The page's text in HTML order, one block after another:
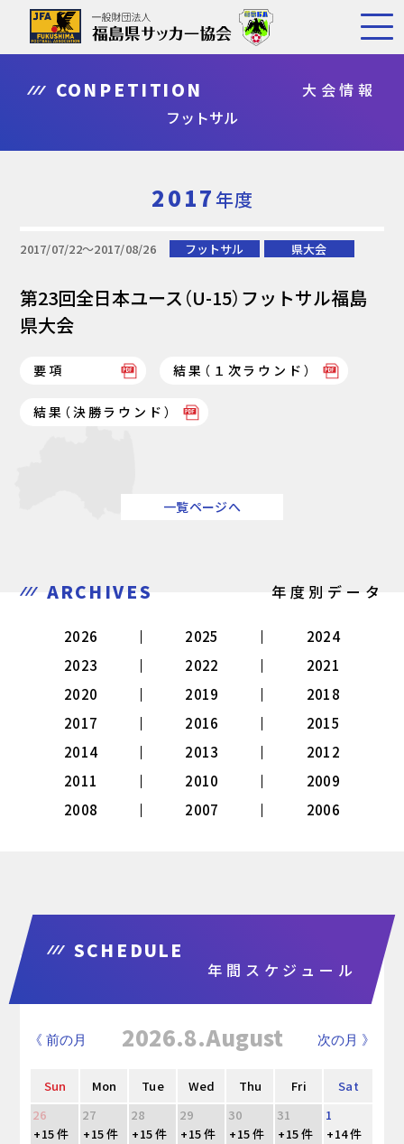
CONPETITION
大会情報
フットサル
2017年度
2017/07/22〜2017/08/26 フットサル 県大会
第23回全日本ユース（U-15）フットサル福島
県大会
要項 結果（１次ラウンド）
結果（決勝ラウンド）
一覧ページへ
ARCHIVES 年度別データ
2026 2025
2024
2023
2022
2021
2020
2019
2018
2017
2016
2015
2014
2013
2012
2011
2010
2009
2008
2007 2006
SCHEDULE
年間スケジュール
《 前の月 次の月 》
2026.8.August
Sun Mon Tue Wed Thu Fri
Sat
26
27 28 29 30 31
1
+15 件
+15 件 +15 件 +15 件 +15 件 +15 件
+14 件